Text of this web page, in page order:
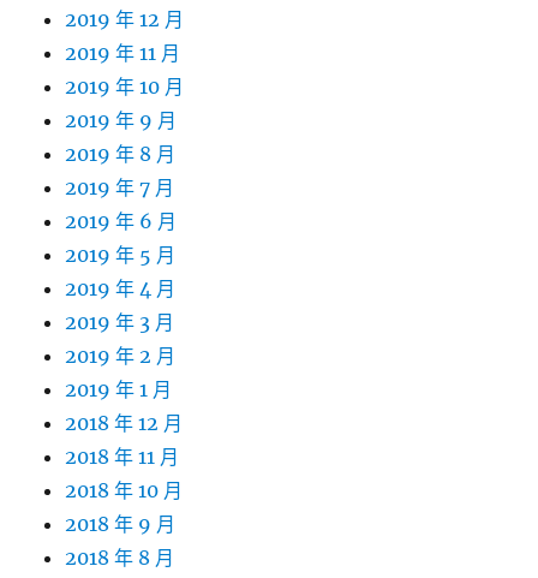
2019 年 12 月
2019 年 11 月
2019 年 10 月
2019 年 9 月
2019 年 8 月
2019 年 7 月
2019 年 6 月
2019 年 5 月
2019 年 4 月
2019 年 3 月
2019 年 2 月
2019 年 1 月
2018 年 12 月
2018 年 11 月
2018 年 10 月
2018 年 9 月
2018 年 8 月